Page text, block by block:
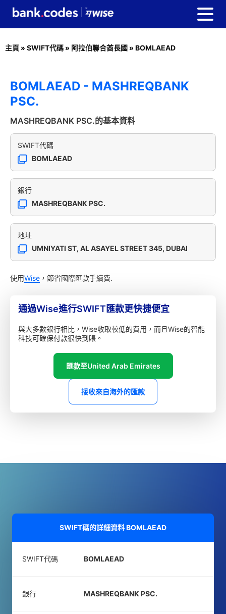
主頁 » SWIFT代碼 » 阿拉伯聯合酋長國 » BOMLAEAD
BOMLAEAD - MASHREQBANK
PSC.
MASHREQBANK PSC.的基本資料
SWIFT代碼
BOMLAEAD
銀行
MASHREQBANK PSC.
地址
UMNIYATI ST, AL ASAYEL STREET 345, DUBAI
使用Wise ，節省國際匯款手續費.
通過Wise進行SWIFT匯款更快捷便宜
與大多數銀行相比，Wise收取較低的費用，而且Wise的智能
科技可確保付款很快到賬。
匯款至United Arab Emirates
接收來自海外的匯款
SWIFT碼的詳細資料BOMLAEAD
SWIFT代碼 BOMLAEAD
銀行 MASHREQBANK PSC.